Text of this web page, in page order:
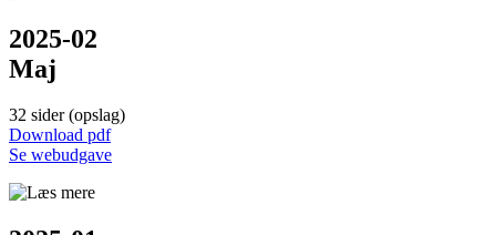
2025-02
Maj
32 sider (opslag)
Down­load pdf
Se web­udgave